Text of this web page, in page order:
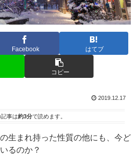
Facebook はてブ
コピー
2019.12.17
記事は約3分で読めます。
生まれ持った性質の他にも、今ど
るのか？